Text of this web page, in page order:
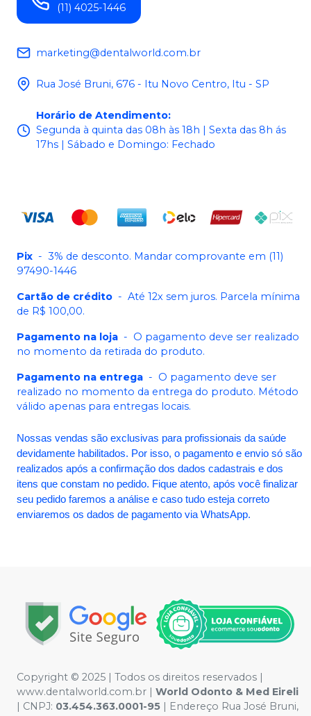
(11) 4025-1446
marketing@dentalworld.com.br
Rua José Bruni, 676 - Itu Novo Centro, Itu - SP
Horário de Atendimento:
Segunda à quinta das 08h às 18h | Sexta das 8h ás
17hs | Sábado e Domingo: Fechado
Pix - 3% de desconto. Mandar comprovante em (11)
97490-1446
Cartão de crédito - Até 12x sem juros. Parcela mínima
de R$ 100,00.
Pagamento na loja - O pagamento deve ser realizado
no momento da retirada do produto.
Pagamento na entrega - O pagamento deve ser
realizado no momento da entrega do produto. Método
válido apenas para entregas locais.
Nossas vendas são exclusivas para profissionais da saúde
devidamente habilitados. Por isso, o pagamento e envio só são
realizados após a confirmação dos dados cadastrais e dos
itens que constam no pedido. Fique atento, após você finalizar
seu pedido faremos a análise e caso tudo esteja correto
enviaremos os dados de pagamento via WhatsApp.
Copyright © 2025 | Todos os direitos reservados |
www.dentalworld.com.br | World Odonto & Med Eireli
| CNPJ: 03.454.363.0001-95 | Endereço Rua José Bruni,